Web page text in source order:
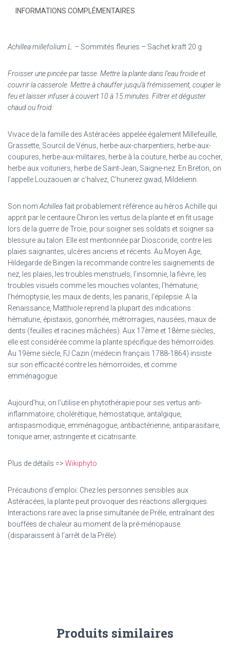
INFORMATIONS COMPLÉMENTAIRES
Achillea millefolium L. – Sommités fleuries – Sachet kraft 20 g
Froisser une pincée par tasse. Mettre la plante dans l’eau froide et
couvrir la casserole. Mettre à chauffer jusqu’à frémissement, couper le
feu et laisser infuser à couvert 10 à 15 minutes. Filtrer et déguster
chaud ou froid.
Vivace de la famille des Astéracées appelée également Millefeuille,
Grassette, Sourcil de Vénus, herbe-aux-charpentiers, herbe-aux-
coupures, herbe-aux-militaires, herbe à la couture, herbe au cocher,
herbe aux voituriers, herbe de Saint-Jean, Saigne-nez. En Breton, on
l’appelle Louzaouen ar c’halvez, C’hunerez gwad, Mildelienn.
Son nomAchillea fait probablement référence au héros Achille qui
apprit par le centaure Chiron les vertus de la plante et en fit usage
lors de la guerre de Troie, pour soigner ses soldats et soigner sa
blessure au talon. Elle est mentionnée par Dioscoride, contre les
plaies saignantes, ulcères anciens et récents. Au Moyen Age,
Hildegarde de Bingen la recommande contre les saignements de
nez, les plaies, les troubles menstruels, l’insomnie, la fièvre, les
troubles visuels comme les mouches volantes, l’hématurie,
l’hémoptysie, les maux de dents, les panaris, l’épilepsie. A la
Renaissance, Matthiole reprend la plupart des indications :
hématurie, épistaxis, gonorrhée, métrorragies, nausées, maux de
dents (feuilles et racines mâchées). Aux 17ème et 18ème siècles,
elle est considérée comme la plante spécifique des hémorroïdes.
Au 19ème siècle, FJ Cazin (médecin français 1788-1864) insiste
sur son efficacité contre les hémorroïdes, et comme
emménagogue.
Aujourd’hui, on l’utilise en phytothérapie pour ses vertus anti-
inflammatoire, cholérétique, hémostatique, antalgique,
antispasmodique, emménagogue, antibactérienne, antiparasitaire,
tonique amer, astringente et cicatrisante.
Plus de détails => Wikiphyto
Précautions d’emploi: Chez les personnes sensibles aux
Astéracées, la plante peut provoquer des réactions allergiques.
Interactions rare avec la prise simultanée de Prêle, entraînant des
bouffées de chaleur au moment de la pré-ménopause
(disparaissent à l’arrêt de la Prêle).
Produits similaires